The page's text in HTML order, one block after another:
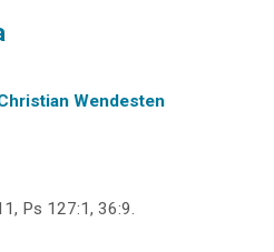
Wendesten
Ps 127:1, 36:9.